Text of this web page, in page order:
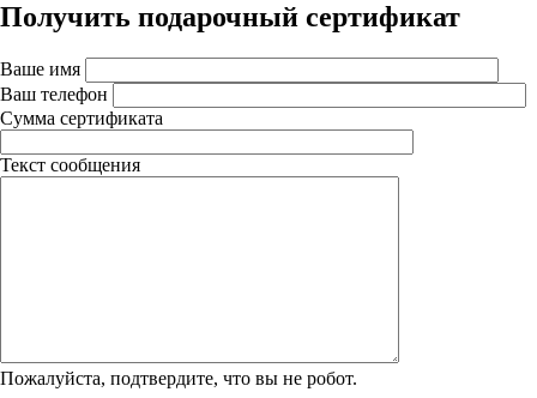
Получить подарочный сертификат
Ваше имя
Ваш телефон
Сумма сертификата
Текст сообщения
Пожалуйста, подтвердите, что вы не робот.